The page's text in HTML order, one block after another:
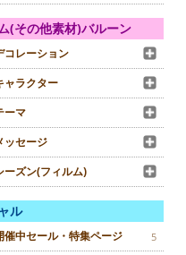
(その他素材)バルーン
コレーション
ャラクター
ーマ
ッセージ
ーズン(フィルム)
ル
催中セール・特集ページ 5